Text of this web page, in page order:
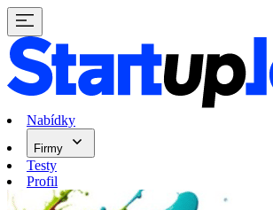
Nabídky
Firmy
Testy
Profil